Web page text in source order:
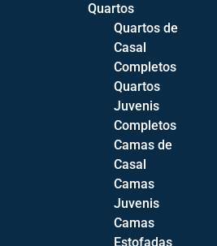
233.90*90Categorias:
Quartos
Quartos de
Casal
Completos
Quartos
Juvenis
Completos
Camas de
Casal
Camas
Juvenis
Camas
Estofadas